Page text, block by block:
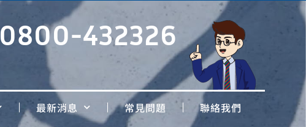
0800-432326
最新消息 常見問題 聯絡我們